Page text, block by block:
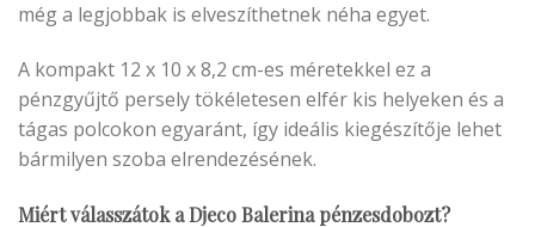
még a legjobbak is elveszíthetnek néha egyet.
A kompakt 12 x 10 x 8,2 cm-es méretekkel ez a
pénzgyűjtő persely tökéletesen elfér kis helyeken és a
tágas polcokon egyaránt, így ideális kiegészítője lehet
bármilyen szoba elrendezésének.
Miért válasszátok a Djeco Balerina pénzesdobozt?